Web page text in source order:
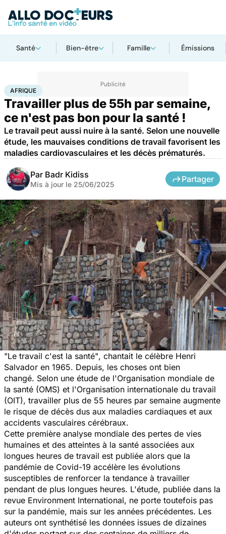
Santé Bien-être Famille Émissions
AccueilSanté
AFRIQUE
Travailler plus de 55h par semaine,
ce n'est pas bon pour la santé !
Le travail peut aussi nuire à la santé. Selon une nouvelle
étude, les mauvaises conditions de travail favorisent les
maladies cardiovasculaires et les décès prématurés.
Par Badr Kidiss
Mis à jour le 25/06/2025
Partager
"Le travail c'est la santé", chantait le célèbre Henri
Salvador en 1965. Depuis, les choses ont bien
changé. Selon une étude de l'Organisation mondiale de
la santé (OMS) et l'Organisation internationale du travail
(OIT), travailler plus de 55 heures par semaine augmente
le risque de décès dus aux maladies cardiaques et aux
accidents vasculaires cérébraux.
Cette première analyse mondiale des pertes de vies
humaines et des atteintes à la santé associées aux
longues heures de travail est publiée alors que la
pandémie de Covid-19 accélère les évolutions
susceptibles de renforcer la tendance à travailler
pendant de plus longues heures. L'étude, publiée dans la
revue Environment International, ne porte toutefois pas
sur la pandémie, mais sur les années précédentes. Les
auteurs ont synthétisé les données issues de dizaines